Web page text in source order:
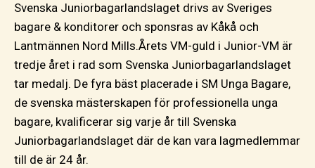
Svenska Juniorbagarlandslaget drivs av Sveriges
bagare & konditorer och sponsras av Kåkå och
Lantmännen Nord Mills.Årets VM-guld i Junior-VM är
tredje året i rad som Svenska Juniorbagarlandslaget
tar medalj. De fyra bäst placerade i SM Unga Bagare,
de svenska mästerskapen för professionella unga
bagare, kvalificerar sig varje år till Svenska
Juniorbagarlandslaget där de kan vara lagmedlemmar
till de är 24 år.